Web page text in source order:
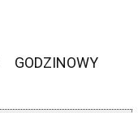
GODZINOWY